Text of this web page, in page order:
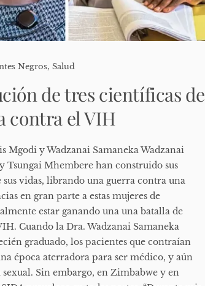
Negros,Salud
de tres científicas de
contra el VIH
Mgodi y Wadzanai Samaneka Wadzanai
Tsungai Mhembere han construido sus
vidas, librando una guerra contra una
en gran parte a estas mujeres de
estar ganando una una batalla de
Cuando la Dra. Wadzanai Samaneka
graduado, los pacientes que contraían
época aterradora para ser médico, y aún
Sin embargo, en Zimbabwe y en